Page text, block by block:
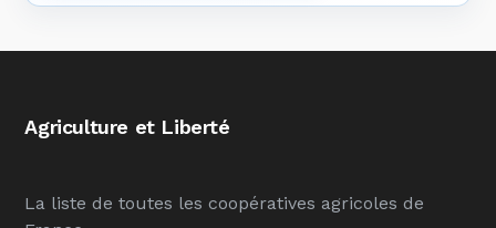
Agriculture et Liberté
La liste de toutes les coopératives agricoles de